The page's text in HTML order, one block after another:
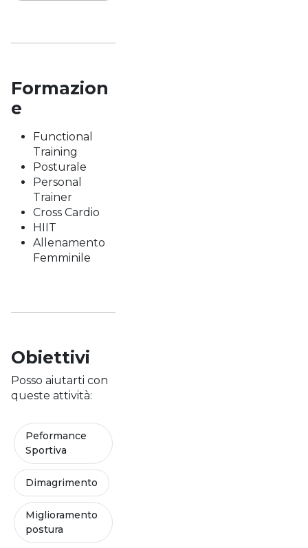
Formazion
e
Functional
Training
Posturale
Personal
Trainer
Cross Cardio
HIIT
Allenamento
Femminile
Obiettivi
Posso aiutarti con
queste attività:
Peformance
Sportiva
Dimagrimento
Miglioramento
postura